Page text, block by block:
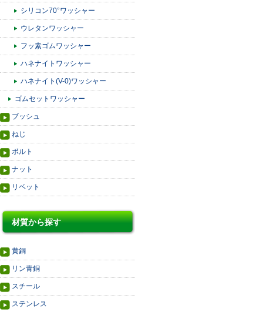
シリコン70°ワッシャー
ウレタンワッシャー
フッ素ゴムワッシャー
ハネナイトワッシャー
ハネナイト(V-0)ワッシャー
ゴムセットワッシャー
ブッシュ
ねじ
ボルト
ナット
リベット
材質から探す
黄銅
リン青銅
スチール
ステンレス